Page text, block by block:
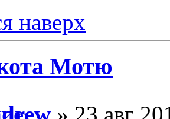
наверх
Мотю
» 23 авг